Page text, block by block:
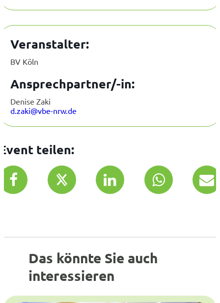
Veranstalter:
BV Köln
Ansprechpartner/-in:
Denise Zaki
d.zaki@vbe-nrw.de
teilen:
Das könnte Sie auch
interessieren